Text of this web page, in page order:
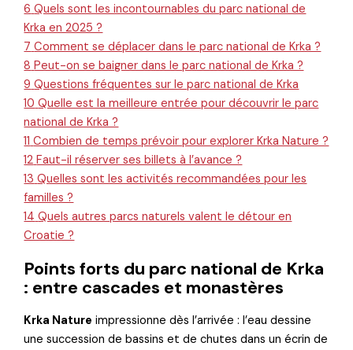
6 Quels sont les incontournables du parc national de
Krka en 2025 ?
7 Comment se déplacer dans le parc national de Krka ?
8 Peut-on se baigner dans le parc national de Krka ?
9 Questions fréquentes sur le parc national de Krka
10 Quelle est la meilleure entrée pour découvrir le parc
national de Krka ?
11 Combien de temps prévoir pour explorer Krka Nature ?
12 Faut-il réserver ses billets à l’avance ?
13 Quelles sont les activités recommandées pour les
familles ?
14 Quels autres parcs naturels valent le détour en
Croatie ?
Points forts du parc national de Krka
: entre cascades et monastères
Krka Nature impressionne dès l’arrivée : l’eau dessine
une succession de bassins et de chutes dans un écrin de